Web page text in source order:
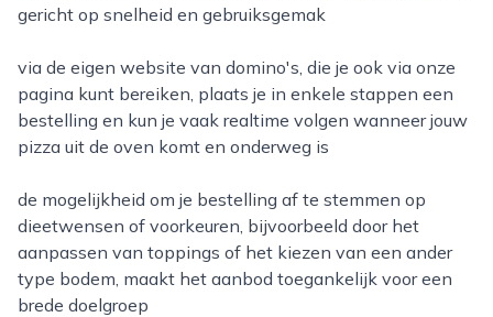
gericht op snelheid en gebruiksgemak
via de eigen website van domino's, die je ook via onze
pagina kunt bereiken, plaats je in enkele stappen een
bestelling en kun je vaak realtime volgen wanneer jouw
pizza uit de oven komt en onderweg is
de mogelijkheid om je bestelling af te stemmen op
dieetwensen of voorkeuren, bijvoorbeeld door het
aanpassen van toppings of het kiezen van een ander
type bodem, maakt het aanbod toegankelijk voor een
brede doelgroep